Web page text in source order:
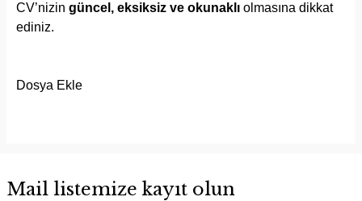
CV’nizin güncel, eksiksiz ve okunaklı olmasına dikkat
ediniz.
Dosya Ekle
Mail listemize kayıt olun